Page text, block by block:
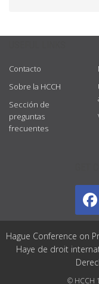
Contacto
Sobre la HCCH
Sección de
preguntas
frecuentes
Hague Conference on
Haye de droit
© HCCH